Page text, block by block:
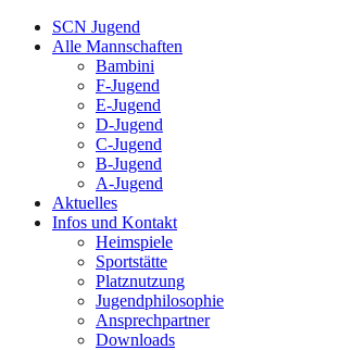
SCN Jugend
Alle Mannschaften
Bambini
F-Jugend
E-Jugend
D-Jugend
C-Jugend
B-Jugend
A-Jugend
Aktuelles
Infos und Kontakt
Heimspiele
Sportstätte
Platznutzung
Jugendphilosophie
Ansprechpartner
Downloads